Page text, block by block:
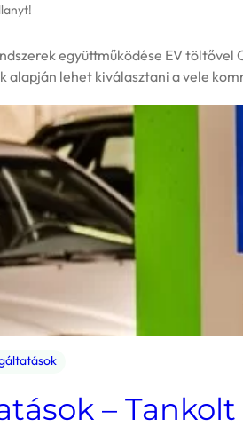
együttműködése EV
alapján lehet kiválasztani a vele
–